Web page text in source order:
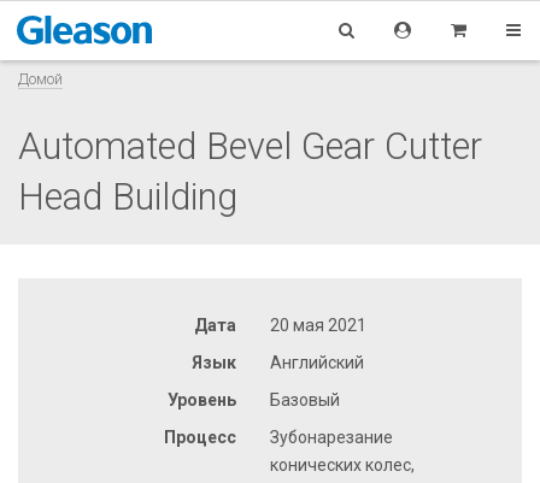
Домой
Automated Bevel Gear Cutter
Head Building
Дата
20 мая 2021
Язык
Английский
Уровень
Базовый
Процесс
Зубонарезание
конических колес,